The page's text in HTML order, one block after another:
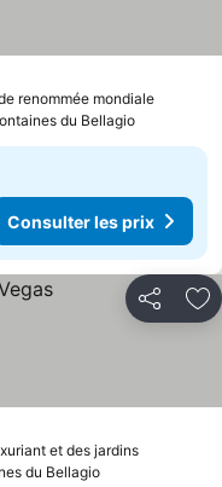
renommée mondiale
les prix
du Bellagio
Consulter les prix
Partager
et des jardins
prix
du Bellagio